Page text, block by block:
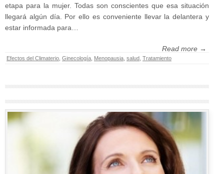
etapa para la mujer. Todas son conscientes que esa situación
llegará algún día. Por ello es conveniente llevar la delantera y
estar informada para…
Read more →
Efectos del Climaterio Ginecología Menopausia salud Tratamiento